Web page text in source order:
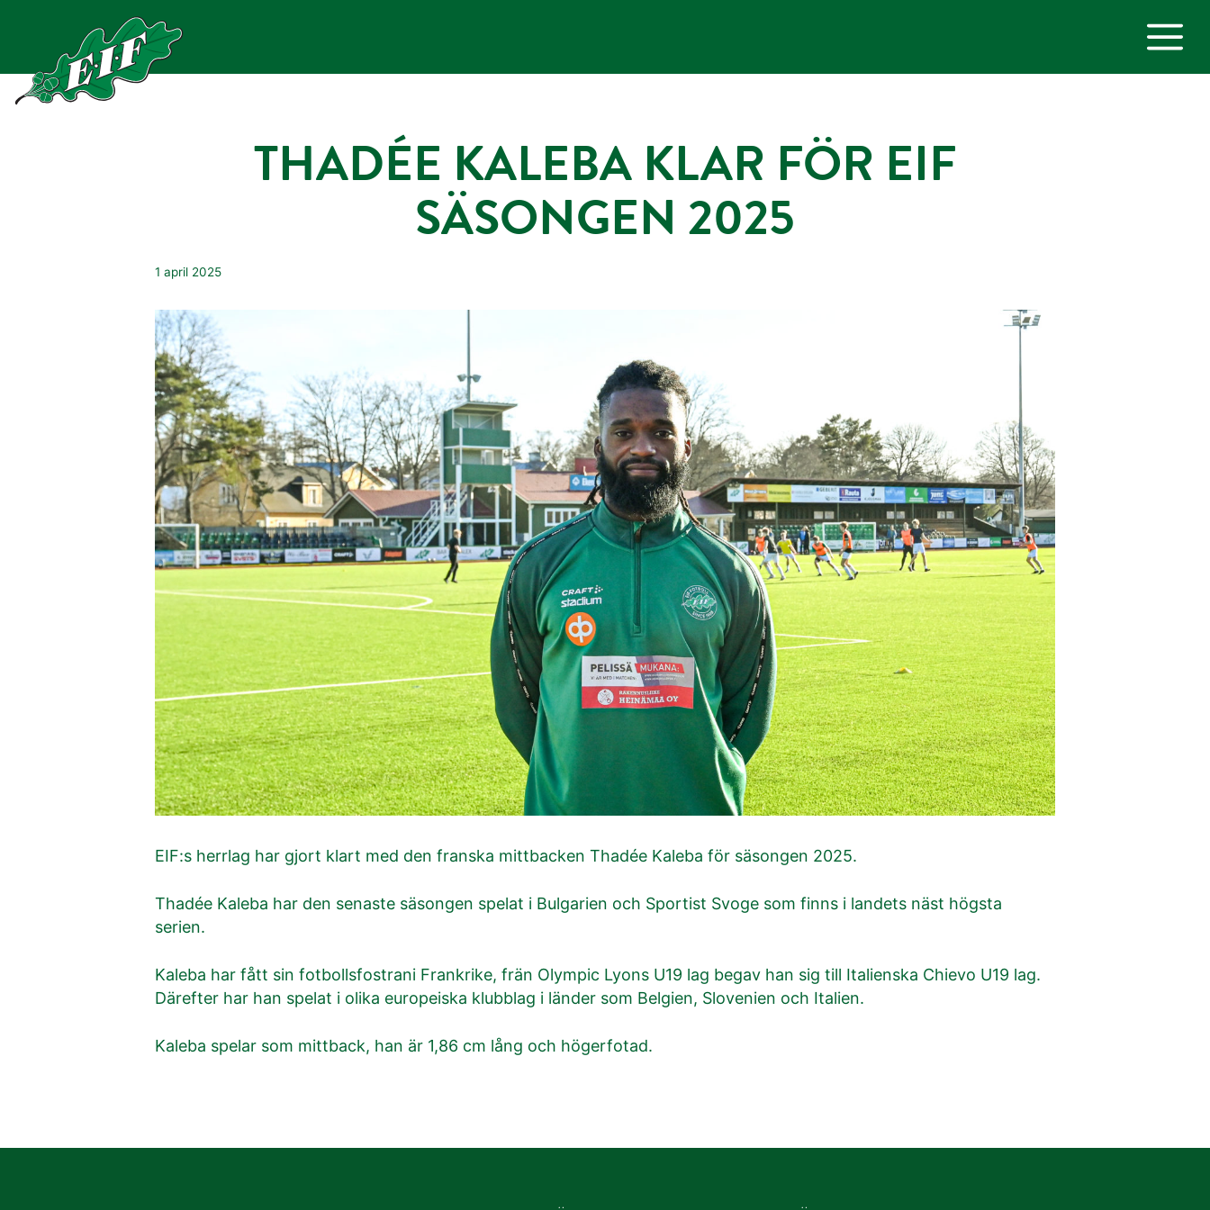
THADÉE KALEBA KLAR FÖR EIF
SÄSONGEN 2025
1 april 2025
EIF:s herrlag har gjort klart med den franska mittbacken Thadée Kaleba för säsongen 2025.
Thadée Kaleba har den senaste säsongen spelat i Bulgarien och Sportist Svoge som finns i landets näst högsta
serien.
Kaleba har fått sin fotbollsfostrani Frankrike, frän Olympic Lyons U19 lag begav han sig till Italienska Chievo U19 lag.
Därefter har han spelat i olika europeiska klubblag i länder som Belgien, Slovenien och Italien.
Kaleba spelar som mittback, han är 1,86 cm lång och högerfotad.